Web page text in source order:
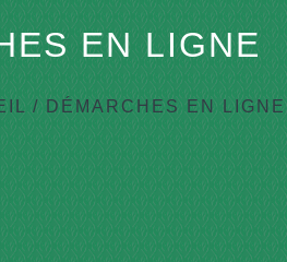
EN LIGNE
/ DÉMARCHES EN LIGNE